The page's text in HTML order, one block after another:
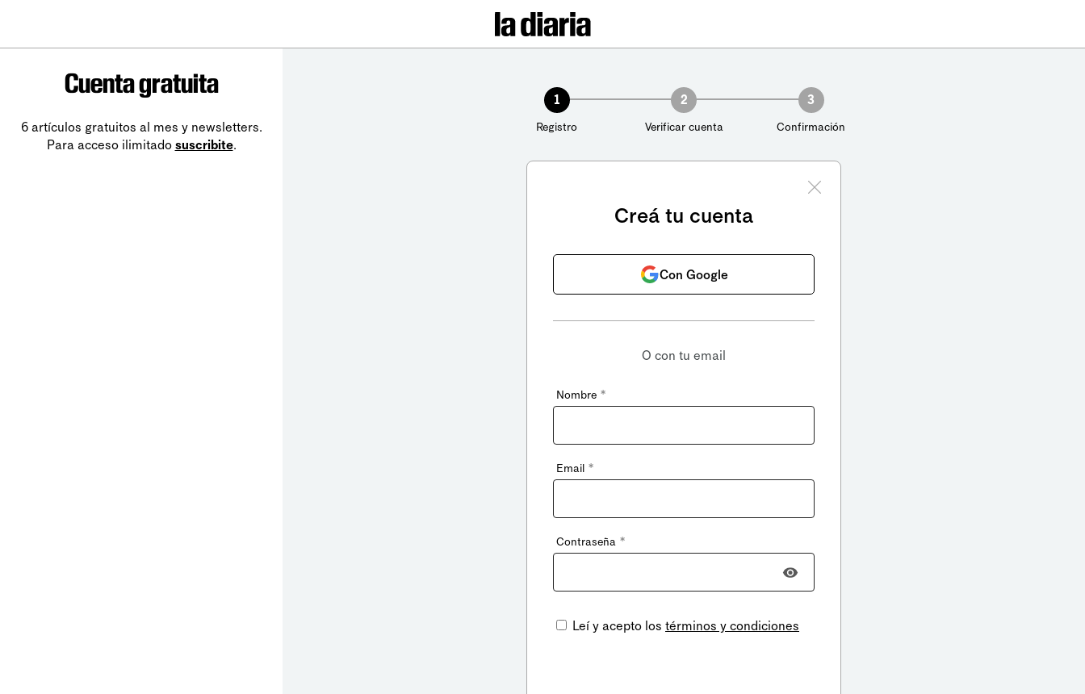
Cuenta gratuita
6 artículos gratuitos al mes y newsletters.
Para acceso ilimitado suscribite.
1
Registro
2
Verificar cuenta
3
Confirmación
Creá tu cuenta
Con Google
O con tu email
Nombre *
Email *
Contraseña *
Leí y acepto los términos y condiciones